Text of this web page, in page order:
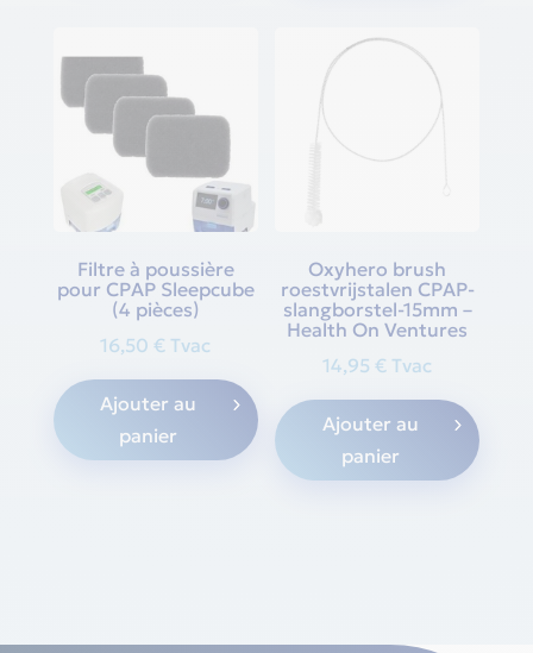
Filtre à poussière
pour CPAP Sleepcube
(4 pièces)
16,50€ Tvac
Ajouter au
panier
Oxyhero brush
roestvrijstalen CPAP-
slangborstel-15mm –
Health On Ventures
14,95€ Tvac
Ajouter au
panier